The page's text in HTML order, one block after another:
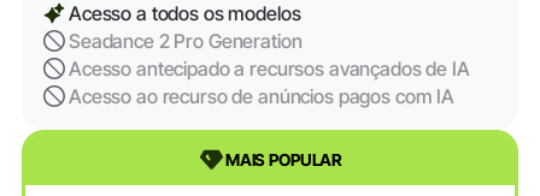
Acesso a todos os modelos
Seadance 2 Pro Generation
Acesso antecipado a recursos avançados de IA
Acesso ao recurso de anúncios pagos com IA
MAIS POPULAR